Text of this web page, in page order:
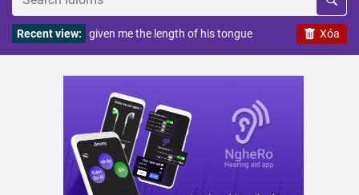
Xóa
Recent view: given me the length of his tongue